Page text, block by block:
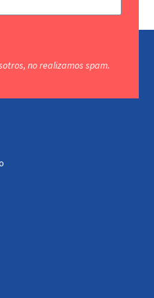
no realizamos spam.